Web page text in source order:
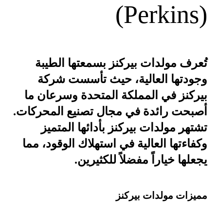
(Perkins)
تُعرف مولدات بيركنز بسمعتها الطيبة
وجودتها العالية، حيث تأسست شركة
بيركنز في المملكة المتحدة وسرعان ما
أصبحت رائدة في مجال تصنيع المحركات.
تشتهر مولدات بيركنز بأدائها المتميز
وكفاءتها العالية في استهلاك الوقود، مما
يجعلها خياراً مفضلاً للكثيرين.
مميزات مولدات بيركنز